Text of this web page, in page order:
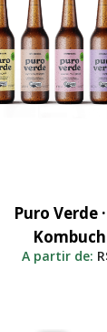
Adicionar
Puro Verde
A partir de: